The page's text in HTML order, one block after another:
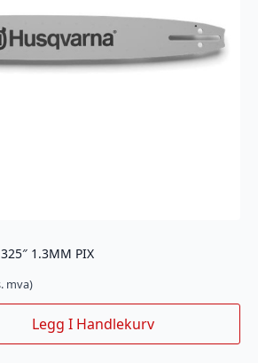
1.3MM PIX
mva)
Legg I Handlekurv